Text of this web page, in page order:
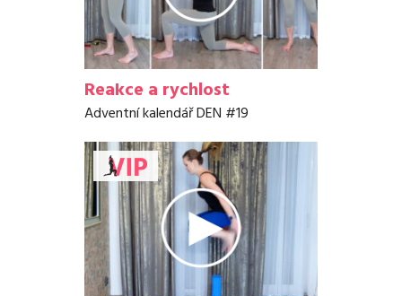
Reakce a rychlost
Adventní kalendář DEN #19